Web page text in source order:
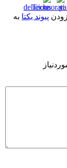
پیوند یکتا به